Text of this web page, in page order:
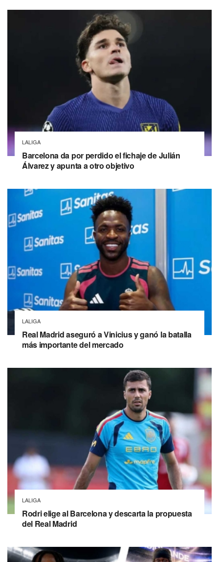
LALIGA
Barcelona da por perdido el fichaje de Julián
Álvarez y apunta a otro objetivo
LALIGA
Real Madrid aseguró a Vinicius y ganó la batalla
más importante del mercado
LALIGA
Rodri elige al Barcelona y descarta la propuesta
del Real Madrid